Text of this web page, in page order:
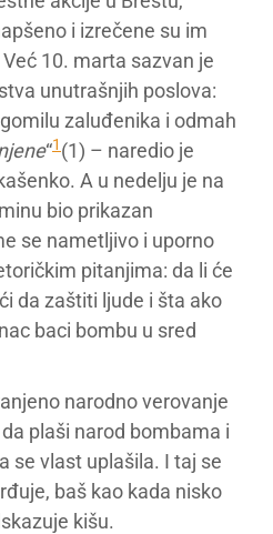
i izrečene su im
10. marta sazvan je
unutrašnjih poslova:
zaluđenika i odmah
“1 (1) – naredio je
A u nedelju je na
bio prikazan
se nametljivo i uporno
pitanjima: da li će
da zaštiti ljude i šta ako
baci bombu u sred
narodno verovanje
plaši narod bombama i
se vlast uplašila. I taj se
baš kao kada nisko
kišu.